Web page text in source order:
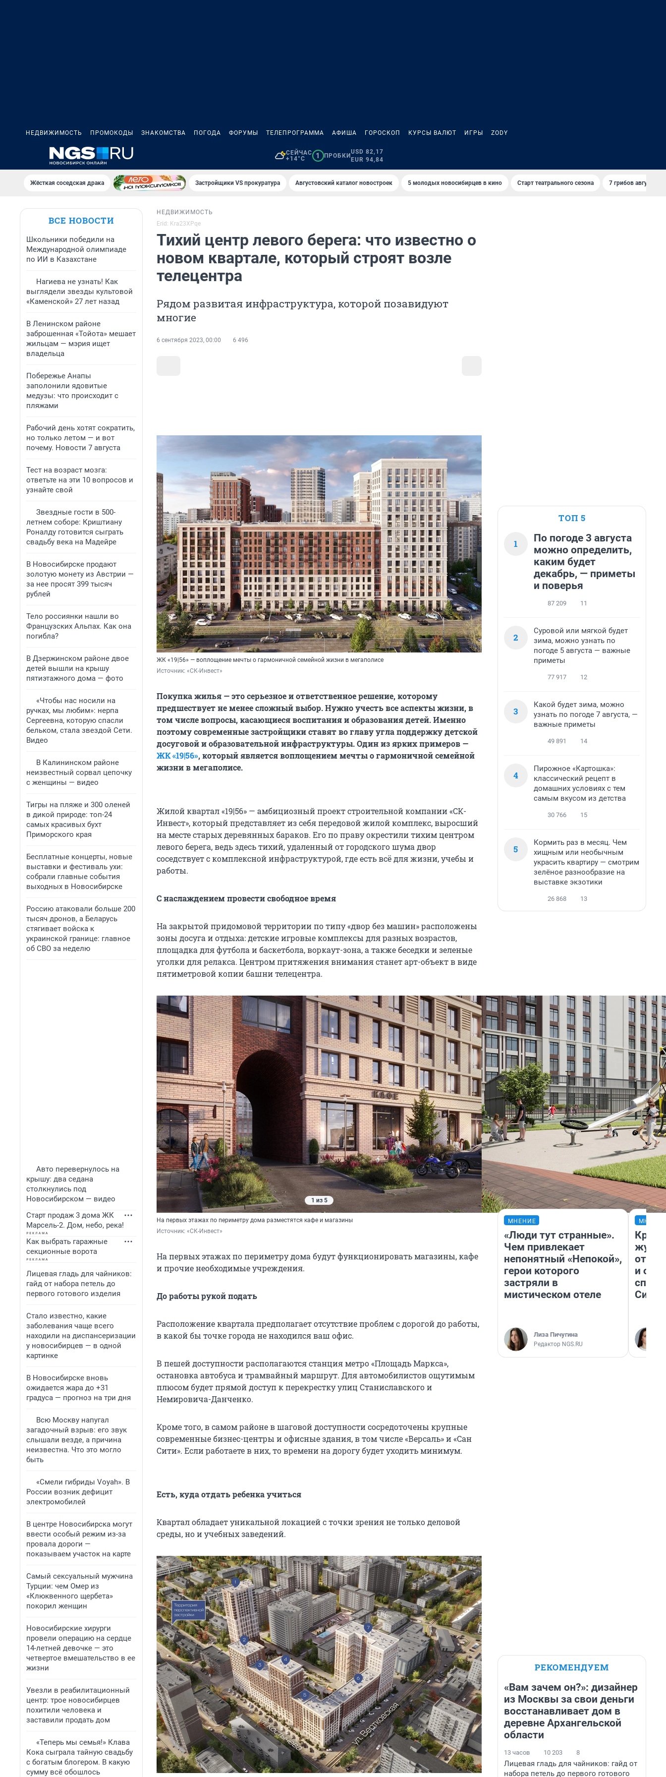
НЕДВИЖИМОСТЬ ПРОМОКОДЫ ЗНАКОМСТВА ПОГОДА ФОРУМЫ ТЕЛЕПРОГРАММА АФИША ГОРОСКОП КУРСЫ ВАЛЮТ ИГРЫ ZODY
СЕЙЧАС
+14°C
1 ПРОБКИ
USD 82,17
EUR 94,84
Жёсткая соседская драка Застройщики VS прокуратура Августовский каталог новостроек 5 молодых новосибирцев в кино Старт театрального сезона 7 грибов августа
ВСЕ НОВОСТИ
Школьники победили на
Международной олимпиаде
по ИИ в Казахстане
Нагиева не узнать! Как
выглядели звезды культовой
«Каменской» 27 лет назад
В Ленинском районе
заброшенная «Тойота» мешает
жильцам — мэрия ищет
владельца
Побережье Анапы
заполонили ядовитые
медузы: что происходит с
пляжами
Рабочий день хотят сократить,
но только летом — и вот
почему. Новости 7 августа
Тест на возраст мозга:
ответьте на эти 10 вопросов и
узнайте свой
Звездные гости в 500-
летнем соборе: Криштиану
Роналду готовится сыграть
свадьбу века на Мадейре
В Новосибирске продают
золотую монету из Австрии —
за нее просят 399 тысяч
рублей
Тело россиянки нашли во
Французских Альпах. Как она
погибла?
В Дзержинском районе двое
детей вышли на крышу
пятиэтажного дома — фото
«Чтобы нас носили на
ручках, мы любим»: нерпа
Сергеевна, которую спасли
бельком, стала звездой Сети.
Видео
В Калининском районе
неизвестный сорвал цепочку
с женщины — видео
Тигры на пляже и 300 оленей
в дикой природе: топ-24
самых красивых бухт
Приморского края
Бесплатные концерты, новые
выставки и фестиваль ухи:
собрали главные события
выходных в Новосибирске
Россию атаковали больше 200
тысяч дронов, а Беларусь
стягивает войска к
украинской границе: главное
об СВО за неделю
Авто перевернулось на
крышу: два седана
столкнулись под
Новосибирском — видео
Старт продаж 3 дома ЖК
Марсель-2. Дом, небо, река!
Как выбрать гаражные
секционные ворота
Лицевая гладь для чайников:
гайд от набора петель до
первого готового изделия
Стало известно, какие
заболевания чаще всего
находили на диспансеризации
у новосибирцев — в одной
картинке
В Новосибирске вновь
ожидается жара до +31
градуса — прогноз на три дня
Всю Москву напугал
загадочный взрыв: его звук
слышали везде, а причина
неизвестна. Что это могло
быть
«Смели гибриды Voyah». В
России возник дефицит
электромобилей
В центре Новосибирска могут
ввести особый режим из-за
провала дороги —
показываем участок на карте
Самый сексуальный мужчина
Турции: чем Омер из
«Клюквенного щербета»
покорил женщин
Новосибирские хирурги
провели операцию на сердце
14-летней девочке — это
четвертое вмешательство в ее
жизни
Увезли в реабилитационный
центр: трое новосибирцев
похитили человека и
заставили продать дом
«Теперь мы семья!» Клава
Кока сыграла тайную свадьбу
с богатым блогером. В какую
сумму всё обошлось
НЕДВИЖИМОСТЬ
Erid: Kra23XPqe
Тихий центр левого берега: что известно о
новом квартале, который строят возле
телецентра
Рядом развитая инфраструктура, которой позавидуют
многие
6 сентября 2023, 00:00 6 496
ЖК «19|56» — воплощение мечты о гармоничной семейной жизни в мегаполисе
Источник: «СК-Инвест»
Покупка жилья — это серьезное и ответственное решение, которому
предшествует не менее сложный выбор. Нужно учесть все аспекты жизни, в
том числе вопросы, касающиеся воспитания и образования детей. Именно
поэтому современные застройщики ставят во главу угла поддержку детской
досуговой и образовательной инфраструктуры. Один из ярких примеров —
ЖК «19|56», который является воплощением мечты о гармоничной семейной
жизни в мегаполисе.
Жилой квартал «19|56» — амбициозный проект строительной компании «СК-
Инвест», который представляет из себя передовой жилой комплекс, выросший
на месте старых деревянных бараков. Его по праву окрестили тихим центром
левого берега, ведь здесь тихий, удаленный от городского шума двор
соседствует с комплексной инфраструктурой, где есть всё для жизни, учебы и
работы.
С наслаждением провести свободное время
На закрытой придомовой территории по типу «двор без машин» расположены
зоны досуга и отдыха: детские игровые комплексы для разных возрастов,
площадка для футбола и баскетбола, воркаут-зона, а также беседки и зеленые
уголки для релакса. Центром притяжения внимания станет арт-объект в виде
пятиметровой копии башни телецентра.
1 из 5
На первых этажах по периметру дома разместятся кафе и магазины
Источник: «СК-Инвест»
На первых этажах по периметру дома будут функционировать магазины, кафе
и прочие необходимые учреждения.
До работы рукой подать
Расположение квартала предполагает отсутствие проблем с дорогой до работы,
в какой бы точке города не находился ваш офис.
В пешей доступности располагаются станция метро «Площадь Маркса»,
остановка автобуса и трамвайный маршрут. Для автомобилистов ощутимым
плюсом будет прямой доступ к перекрестку улиц Станиславского и
Немировича-Данченко.
Кроме того, в самом районе в шаговой доступности сосредоточены крупные
современные бизнес-центры и офисные здания, в том числе «Версаль» и «Сан
Сити». Если работаете в них, то времени на дорогу будет уходить минимум.
Есть, куда отдать ребенка учиться
Квартал обладает уникальной локацией с точки зрения не только деловой
среды, но и учебных заведений.
ТОП 5
1
По погоде 3 августа
можно определить,
каким будет
декабрь, — приметы
и поверья
87 209 11
2
Суровой или мягкой будет
зима, можно узнать по
погоде 5 августа — важные
приметы
77 917 12
3
Какой будет зима, можно
узнать по погоде 7 августа, —
важные приметы
49 891 14
4
Пирожное «Картошка»:
классический рецепт в
домашних условиях с тем
самым вкусом из детства
30 766 15
5
Кормить раз в месяц. Чем
хищным или необычным
украсить квартиру — смотрим
зелёное разнообразие на
выставке экзотики
26 868 13
МНЕНИЕ
«Люди тут странные».
Чем привлекает
непонятный «Непокой»,
герои которого
застряли в
мистическом отеле
Лиза Пичугина
Редактор NGS.RU
и
РЕКОМЕНДУЕМ
«Вам зачем он?»: дизайнер
из Москвы за свои деньги
восстанавливает дом в
деревне Архангельской
области
13 часов 10 203 8
Лицевая гладь для чайников: гайд от
набора петель до первого готового